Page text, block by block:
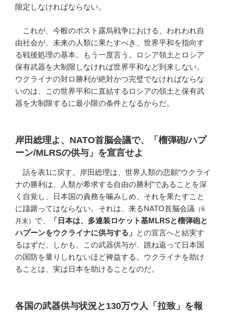
限定しなければならない。
これが、今般のポスト露烏戦争における、われわれ自
由社会が、未来の人類に果たすべき、世界平和を指向す
る戦後処理の基本。もう一度言う。ロシア領土とロシア
保有武器を大制限しなければ世界平和など到来しない。
ウクライナの対ロ勝利が絶対かつ完璧でなければならな
いのは、この世界平和に直結するロシアの領土と保有武
器を大制限するに最小限の条件となるからだ。
岸田総理よ、NATO首脳会議で、「榴弾砲/ハプ
ーン/MLRSの供与」を宣言せよ
話を表1に戻す。岸田総理は、世界人類の悲願“ウクライ
ナの勝利は、人類が希求する自由の勝利”であることを深
く自覚し、日本国の責務を噛みしめ、それを果たすこと
に躊躇ってはならない。それは、来るNATO首脳会議 （6
月末） で、
「日本は、多連装ロケット基MLRSと榴弾砲と
ハプーンをウクライナに供与する」 との宣言へと結実す
るはずだ。しかも、この武器供与が、跳ね返って日本国
の国防を量りしれないほど裨益する。ウクライナを助け
ることは、実は日本を助けることなのだ。
各国の武器供与状況と130万ウ人「拉致」を報